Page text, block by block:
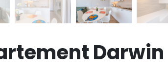
Darwin